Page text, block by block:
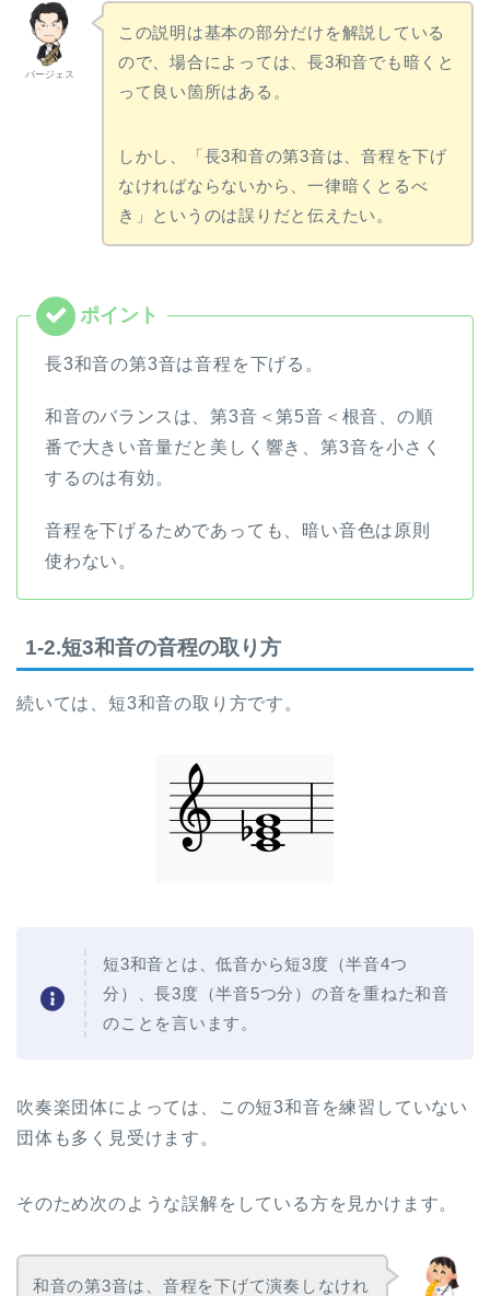
バージェス
この説明は基本の部分だけを解説している
ので、場合によっては、長3和音でも暗くと
って良い箇所はある。
しかし、「長3和音の第3音は、音程を下げ
なければならないから、一律暗くとるべ
き」というのは誤りだと伝えたい。
長3和音の第3音は音程を下げる。
和音のバランスは、第3音＜第5音＜根音、の順
番で大きい音量だと美しく響き、第3音を小さく
するのは有効。
音程を下げるためであっても、暗い音色は原則
使わない。
1-2.短3和音の音程の取り方
続いては、短3和音の取り方です。
短3和音とは、低音から短3度（半音4つ
分）、長3度（半音5つ分）の音を重ねた和音
のことを言います。
吹奏楽団体によっては、この短3和音を練習していない
団体も多く見受けます。
そのため次のような誤解をしている方を見かけます。
和音の第3音は、音程を下げて演奏しなけれ